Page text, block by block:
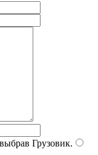
Грузовик.